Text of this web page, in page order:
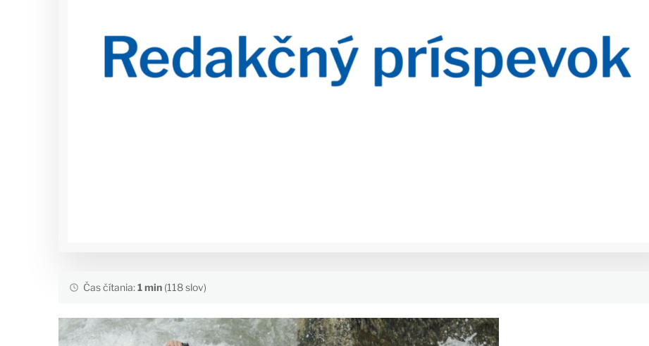
Čas čítania:1 min(118 slov)